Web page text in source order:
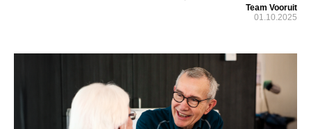
Team Vooruit
01.10.2025